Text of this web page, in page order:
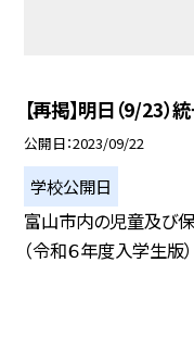
【再掲】明日（9/23
公開日 2023/09/22
学校公開日
富山市内の児童及び
（令和６年度入学生版